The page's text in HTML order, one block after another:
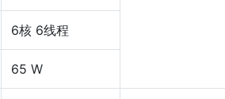
6核 6线程
65 W